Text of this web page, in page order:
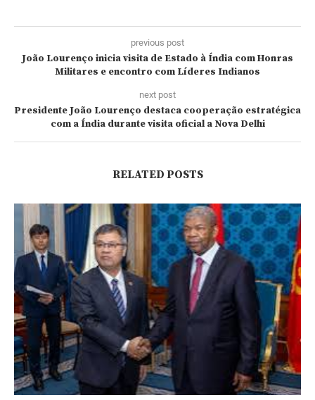
previous post
João Lourenço inicia visita de Estado à Índia com Honras
Militares e encontro com Líderes Indianos
next post
Presidente João Lourenço destaca cooperação estratégica
com a Índia durante visita oficial a Nova Delhi
RELATED POSTS